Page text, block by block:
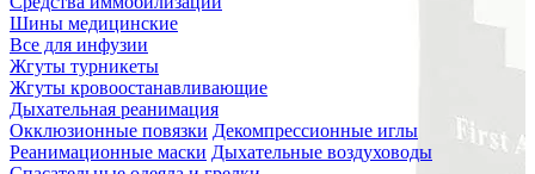
Шины медицинские
Все для инфузии
Жгуты турникеты
Жгуты кровоостанавливающие
Дыхательная реанимация
Окклюзионные повязки Декомпрессионные иглы
Реанимационные маски Дыхательные воздуховоды